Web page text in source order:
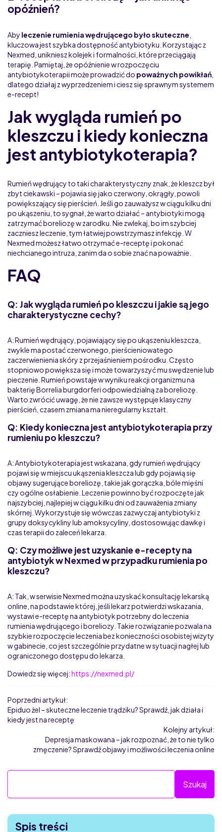
opóźnień?
Aby leczenie rumienia wędrującego było skuteczne
kluczowa jest szybka dostępność antybiotyku. Korzystając z
Nexmed, unikniesz kolejek i formalności, które przeciągają
terapię. Pamiętaj, że opóźnienie w rozpoczęciu
antybiotykoterapii może prowadzić do poważnych powikłań
dlatego działaj z wyprzedzeniem i ciesz się sprawnym systemem
e-recept!
Jak wygląda rumień po
kleszczu i kiedy konieczna
jest antybiotykoterapia?
Rumień wędrujący to taki charakterystyczny znak, że kleszcz był
zbyt ciekawski – pojawia się jako czerwony, okrągły, powoli
powiększający się pierścień. Jeśli go zauważysz w ciągu kilku dni
po ukąszeniu, to sygnał, że warto działać – antybiotyki mogą
zatrzymać boreliozę w zarodku. Nie zwlekaj, bo im szybciej
zaczniesz leczenie, tym łatwiej powstrzymasz infekcję. W
Nexmed możesz łatwo otrzymać e-receptę i pokonać
niechcianego intruza, zanim da o sobie znać na poważnie.
FAQ
Q: Jak wygląda rumień po kleszczu i jakie są jego
charakterystyczne cechy?
A: Rumień wędrujący, pojawiający się po ukąszeniu kleszcza,
zwykle ma postać czerwonego, pierścieniowatego
zaczerwienienia skóry z przejaśnieniem pośrodku. Często
stopniowo powiększa się i może towarzyszyć mu swędzenie lub
pieczenie. Rumień powstaje w wyniku reakcji organizmu na
bakterię Borrelia burgdorferi odpowiedzialną za boreliozę.
Warto zwrócić uwagę, że nie zawsze występuje klasyczny
pierścień, czasem zmiana ma nieregularny kształt.
Q: Kiedy konieczna jest antybiotykoterapia przy
rumieniu po kleszczu?
A: Antybiotykoterapia jest wskazana, gdy rumień wędrujący
pojawi się w miejscu ukąszenia kleszcza lub gdy pojawią się
objawy sugerujące boreliozę, takie jak gorączka, bóle mięśni
czy ogólne osłabienie. Leczenie powinno być rozpoczęte jak
najszybciej, najlepiej w ciągu kilku dni od zauważenia zmiany
skórnej. Wykorzystuje się wówczas zazwyczaj antybiotyki z
grupy doksycykliny lub amoksycyliny, dostosowując dawkę i
czas terapii do zaleceń lekarza.
Q: Czy możliwe jest uzyskanie e-recepty na
antybiotyk w Nexmed w przypadku rumienia po
kleszczu?
A: Tak, w serwisie Nexmed można uzyskać konsultację lekarską
online, na podstawie której, jeśli lekarz potwierdzi wskazania,
wystawi e-receptę na antybiotyk potrzebny do leczenia
rumienia wędrującego i boreliozy. Takie rozwiązanie pozwala na
szybkie rozpoczęcie leczenia bez konieczności osobistej wizyty
w gabinecie, co jest szczególnie przydatne w sytuacji nagłej lub
ograniczonego dostępu do lekarza.
Dowiedz się więcej:https://nexmed.pl/
Poprzedni artykuł:
Epiduo żel – skuteczne leczenie trądziku? Sprawdź, jak działa i
kiedy jest na receptę
Kolejny artykuł:
Depresja maskowana – jak rozpoznać, że to nie tylko
zmęczenie? Sprawdź objawy i możliwości leczenia online
Spis treści